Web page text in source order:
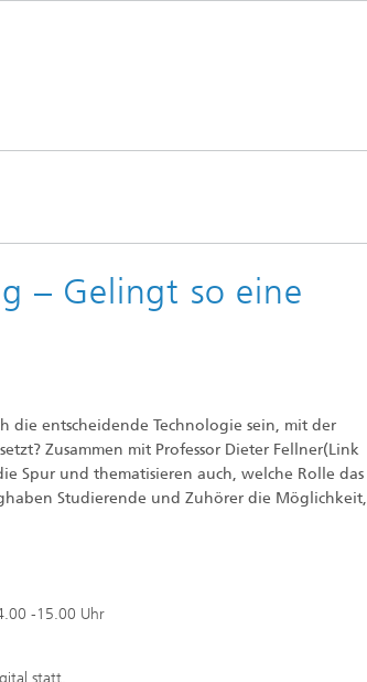
– Gelingt so eine
die entscheidende Technologie sein, mit der
Zusammen mit Professor Dieter Fellner(Link
Spur und thematisieren auch, welche Rolle das
Studierende und Zuhörer die Möglichkeit,
-15.00 Uhr
statt.